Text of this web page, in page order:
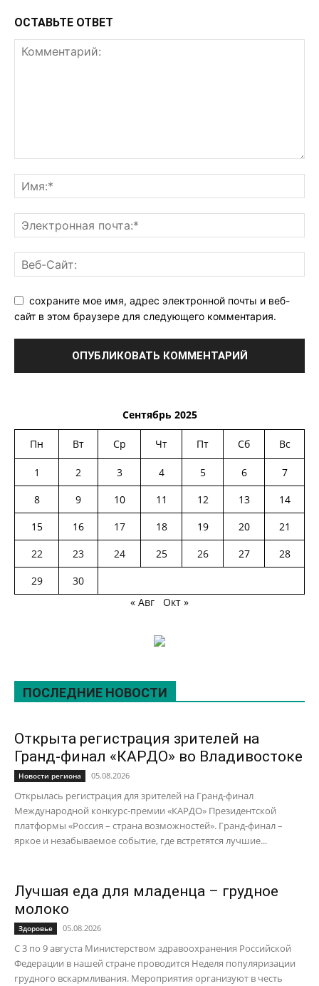
ОСТАВЬТЕ ОТВЕТ
сохраните мое имя, адрес электронной почты и веб-
сайт в этом браузере для следующего комментария.
Сентябрь 2025
Пн Вт Ср Чт Пт Сб Вс
1 2 3 4 5 6
7
8
9 10 11 12 13
14
15
16 17 18 19 20
21
22
23 24 25 26 27
28
29
30
« Авг
Окт »
ПОСЛЕДНИЕ НОВОСТИ
Открыта регистрация зрителей на
Гранд-финал «КАРДО» во Владивостоке
Новости региона 05.08.2026
Открылась регистрация для зрителей на Гранд-финал
Международной конкурс-премии «КАРДО» Президентской
платформы «Россия – страна возможностей». Гранд-финал –
яркое и незабываемое событие, где встретятся лучшие...
Лучшая еда для младенца – грудное
молоко
Здоровье 05.08.2026
С 3 по 9 августа Министерством здравоохранения Российской
Федерации в нашей стране проводится Неделя популяризации
грудного вскармливания. Мероприятия организуют в честь